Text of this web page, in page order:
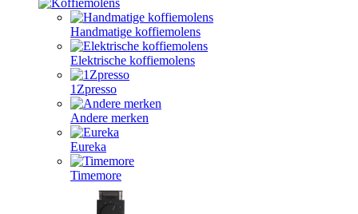
Handmatige koffiemolens
Elektrische koffiemolens
1Zpresso
Andere merken
Eureka
Timemore